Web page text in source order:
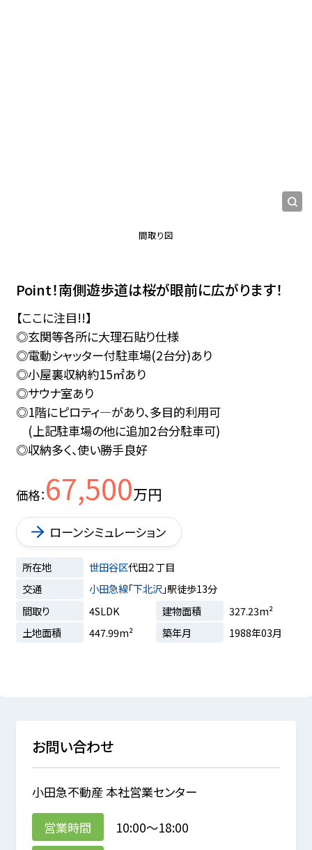
間取り図
Point！南側遊歩道は桜が眼前に広がります！
【ここに注目!!】
◎玄関等各所に大理石貼り仕様
◎電動シャッター付駐車場(2台分)あり
◎小屋裏収納約15㎡あり
◎サウナ室あり
◎1階にピロティ―があり、多目的利用可
(上記駐車場の他に追加2台分駐車可)
◎収納多く、使い勝手良好
価格 67,500万円
ローンシミュレーション
所在地 世田谷区代田２丁目
交通
小田急線「下北沢」駅徒歩13分
間取り
4SLDK 建物面積
327.23m²
土地面積
447.99m² 築年月 1988年03月
お問い合わせ
小田急不動産 本社営業センター
営業時間
10:00～18:00